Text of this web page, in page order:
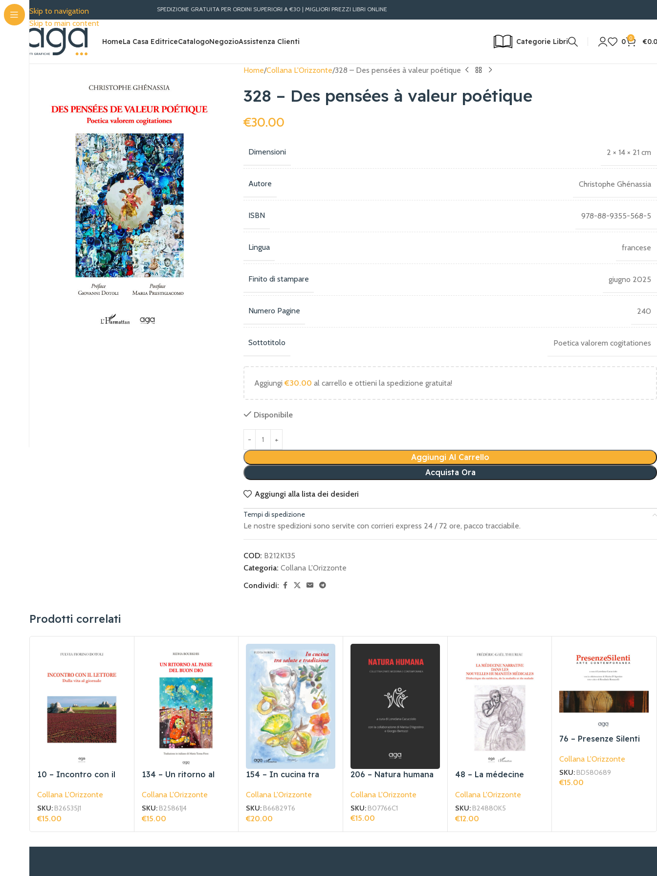
Skip to navigation
Skip to main content
SPEDIZIONE GRATUITA PER ORDINI SUPERIORI A €30 | MIGLIORI PREZZI LIBRI ONLINE | SPEDIZIONE RAPIDA IN 24/72H | RESO POSSIBILE
HomeLa Casa EditriceCatalogoNegozioAssistenza Clienti Categorie Libri 0 0 €
Home Collana L'Orizzonte 328 – Des pensées à valeur poétique
328 – Des pensées à valeur poétique
€30.00
Dimensioni 2 × 14 × 21 cm
Autore Christophe Ghénassia
ISBN 978-88-9355-568-5
Lingua francese
Finito di stampare giugno 2025
Numero Pagine 240
Sottotitolo Poetica valorem cogitationes
Aggiungi€30.00 al carrello e ottieni la spedizione gratuita!
Disponibile
Aggiungi Al Carrello
Acquista Ora
Aggiungi alla lista dei desideri
Tempi di spedizione
Le nostre spedizioni sono servite con corrieri express 24 / 72 ore, pacco tracciabile.
COD: B212K135
Categoria: Collana L'Orizzonte
Condividi:
Prodotti correlati
10 – Incontro con il
Collana L'Orizzonte
SKU: B26535J1
€15.00
134 – Un ritorno al
Collana L'Orizzonte
SKU: B25861J4
€15.00
154 – In cucina tra
Collana L'Orizzonte
SKU: B66829T6
€20.00
206 – Natura humana
Collana L'Orizzonte
SKU: B07766C1
€15.00
48 – La médecine
nouvelles humanités
médicales
Collana L'Orizzonte
SKU: B24880K5
€12.00
76 – Presenze Silenti
Collana L'Orizzonte
SKU: BD580689
€15.00